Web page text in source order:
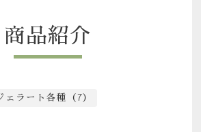
商品紹介
ェラート各種（7）